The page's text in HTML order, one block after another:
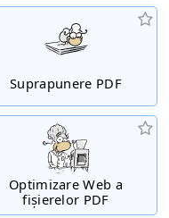
Suprapunere PDF
Optimizare Web a
fișierelor PDF